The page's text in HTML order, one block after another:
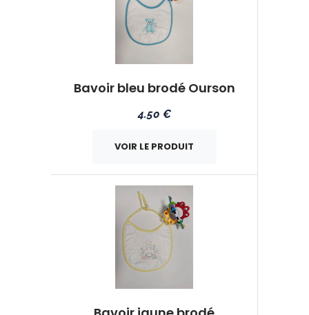
Bavoir bleu brodé Ourson
4.50 €
VOIR LE PRODUIT